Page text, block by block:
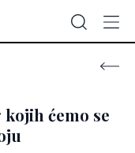
ćemo se